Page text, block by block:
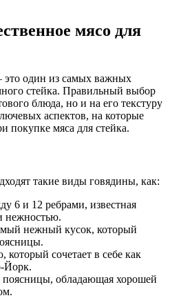
мясо для
это один из самых важных
стейка. Правильный выбор
блюда, но и на его текстуру
аспектов, на которые
покупке мяса для стейка.
такие виды говядины, как:
6 и 12 ребрами, известная
нежностью.
нежный кусок, который
который сочетает в себе как
Йорк.
поясницы, обладающая хорошей